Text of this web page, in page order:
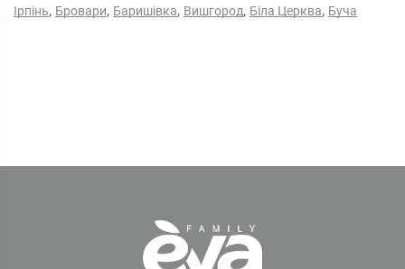
Ірпінь, Бровари, Баришівка, Вишгород, Біла Церква, Буча